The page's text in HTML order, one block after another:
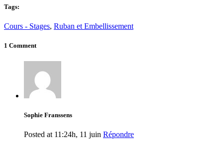
Tags:
Cours - Stages, Ruban et Embellissement
1 Comment
Sophie Franssens
Posted at 11:24h, 11 juin Répondre